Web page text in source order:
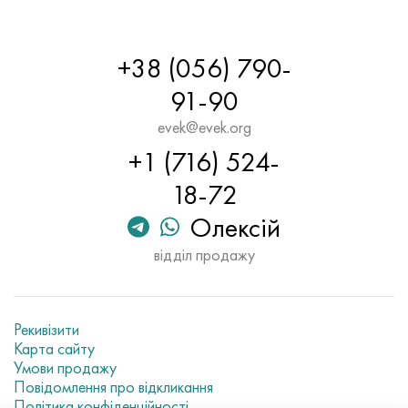
+38 (056) 790-
91-90
evek@evek.org
+1 (716) 524-
18-72
Олексій
відділ продажу
Рекивізити
Карта сайту
Умови продажу
Повідомлення про відкликання
Хастеллой C2000
45Х, 45h, 1.7035
45ХН2МФА, k2425, 45hnmf
А40Г, 44smn28, 1.0762, 46s20